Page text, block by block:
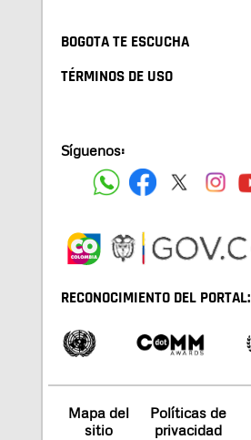
BOGOTA TE ESCUCHA
TÉRMINOS DE USO
Síguenos:
RECONOCIMIENTO DEL PORTAL:
Mapa del
sitio
Políticas de
privacidad